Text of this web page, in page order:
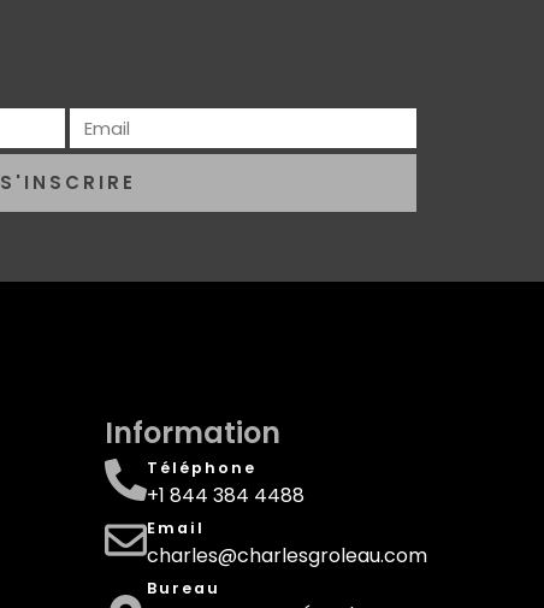
S'INSCRIRE
Information
Téléphone
+1 844 384 4488
Email
charles@charlesgroleau.com
Bureau